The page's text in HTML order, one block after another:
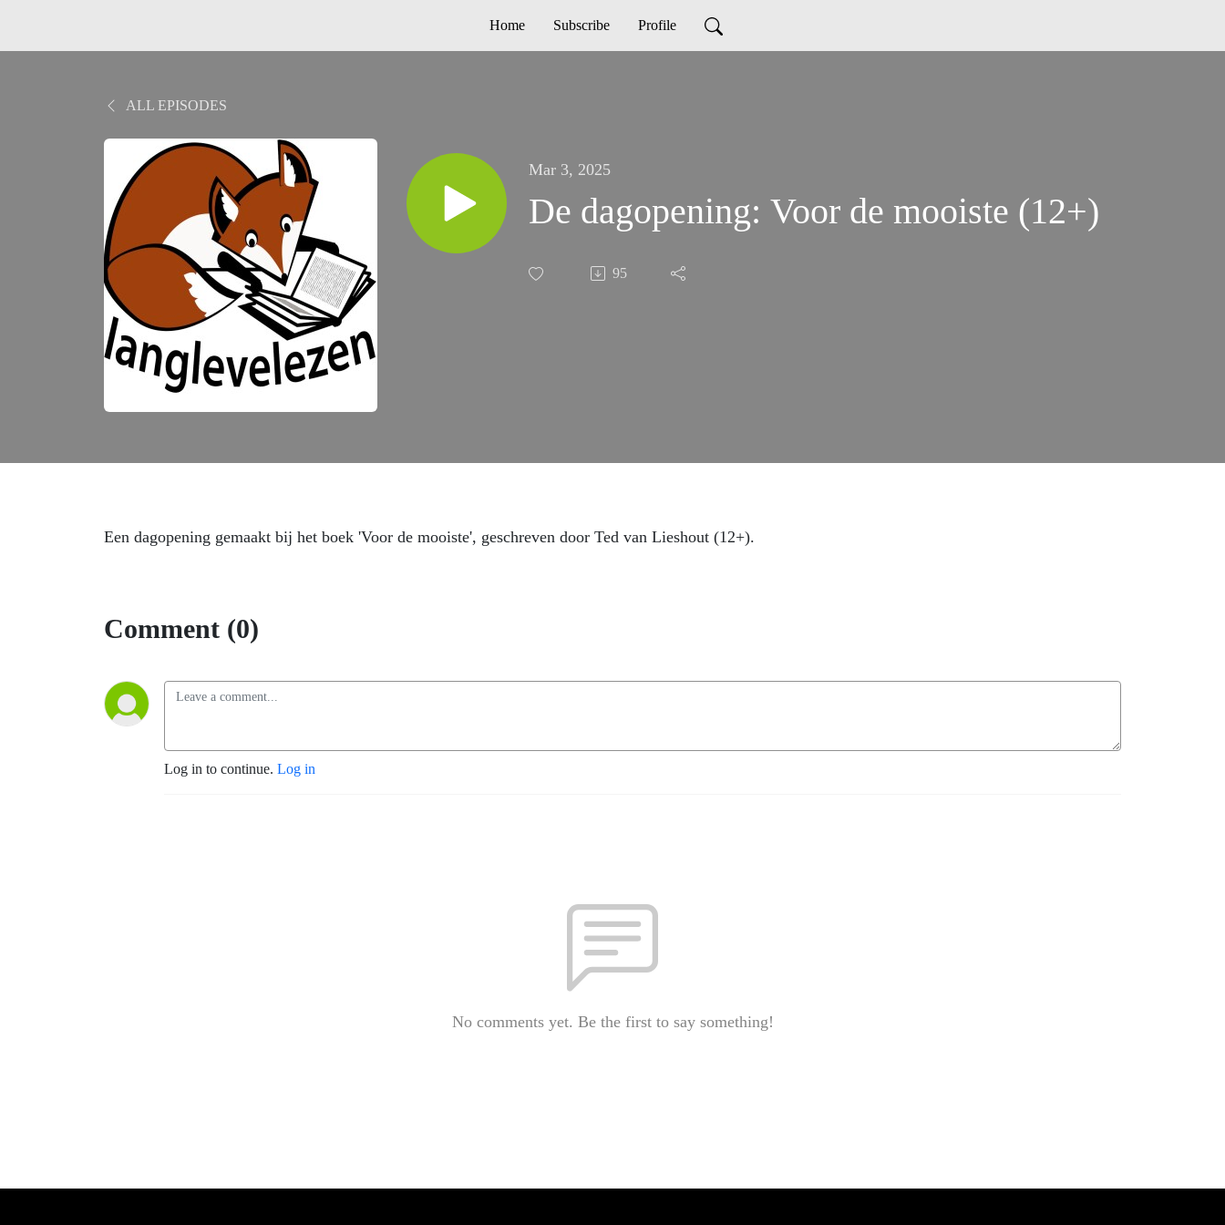
Home Subscribe Profile
ALL EPISODES
Mar 3, 2025
De dagopening: Voor de mooiste (12+)
95
Een dagopening gemaakt bij het boek 'Voor de mooiste', geschreven door Ted van Lieshout (12+).
Comment (0)
Log in to continue. Log in
No comments yet. Be the first to say something!